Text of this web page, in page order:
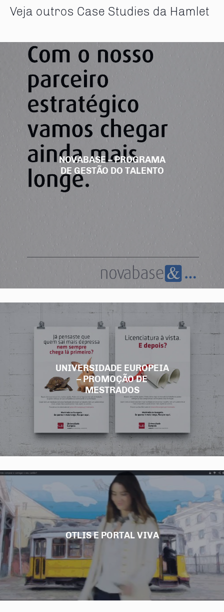
Veja outros Case Studies da Hamlet
NOVABASE – PROGRAMA
DE GESTÃO DO TALENTO
UNIVERSIDADE EUROPEIA
– PROMOÇÃO DE
MESTRADOS
OTLIS E PORTAL VIVA